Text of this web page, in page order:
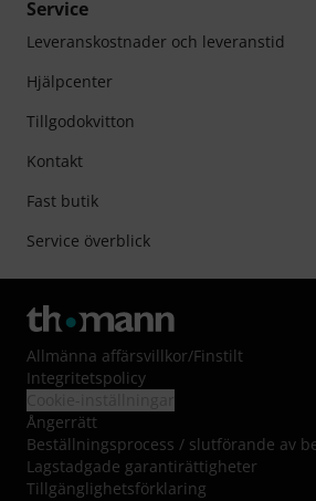
Service
Leveranskostnader och leveranstid
Hjälpcenter
Tillgodokvitton
Kontakt
Fast butik
Service överblick
Allmänna affärsvillkor/Finstilt
Integritetspolicy
Ångerrätt
Beställningsprocess / slutförande av
Lagstadgade garantirättigheter
Tillgänglighetsförklaring